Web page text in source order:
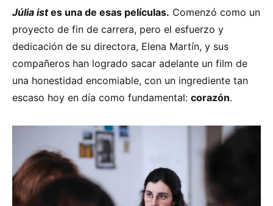
Júlia istes una de esas películas. Comenzó como un
proyecto de fin de carrera, pero el esfuerzo y
dedicación de su directora, Elena Martín, y sus
compañeros han logrado sacar adelante un film de
una honestidad encomiable, con un ingrediente tan
escaso hoy en día como fundamental: corazón.